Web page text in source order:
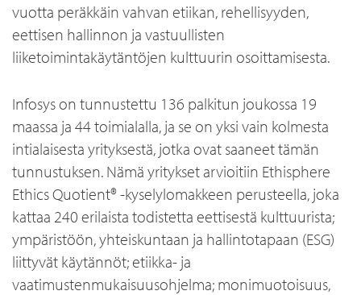
vuotta peräkkäin vahvan etiikan, rehellisyyden,
eettisen hallinnon ja vastuullisten
liiketoimintakäytäntöjen kulttuurin osoittamisesta.
Infosys on tunnustettu 136 palkitun joukossa 19
maassa ja 44 toimialalla, ja se on yksi vain kolmesta
intialaisesta yrityksestä, jotka ovat saaneet tämän
tunnustuksen. Nämä yritykset arvioitiin Ethisphere
Ethics Quotient® -kyselylomakkeen perusteella, joka
kattaa 240 erilaista todistetta eettisestä kulttuurista;
ympäristöön, yhteiskuntaan ja hallintotapaan (ESG)
liittyvät käytännöt; etiikka- ja
vaatimustenmukaisuusohjelma; monimuotoisuus,